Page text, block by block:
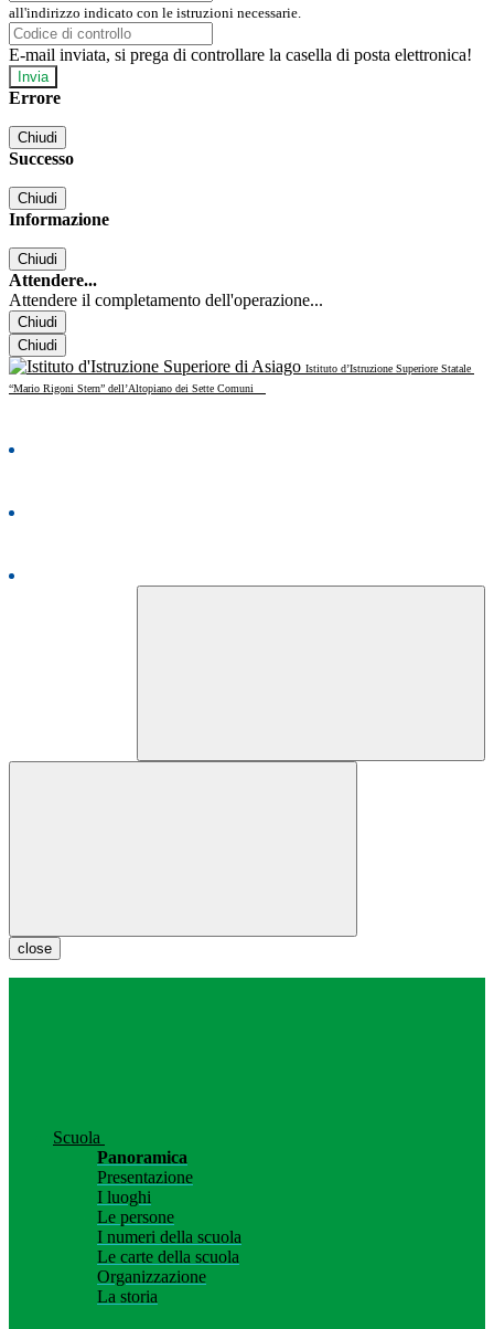
all'indirizzo indicato con le istruzioni necessarie.
E-mail inviata, si prega di controllare la casella di posta elettronica!
Errore
Chiudi
Successo
Chiudi
Informazione
Chiudi
Attendere...
Attendere il completamento dell'operazione...
Chiudi
Chiudi
Istituto d’Istruzione Superiore Statale
“Mario Rigoni Stern” dell’Altopiano dei Sette Comuni
close
Scuola
Panoramica
Presentazione
I luoghi
Le persone
I numeri della scuola
Le carte della scuola
Organizzazione
La storia